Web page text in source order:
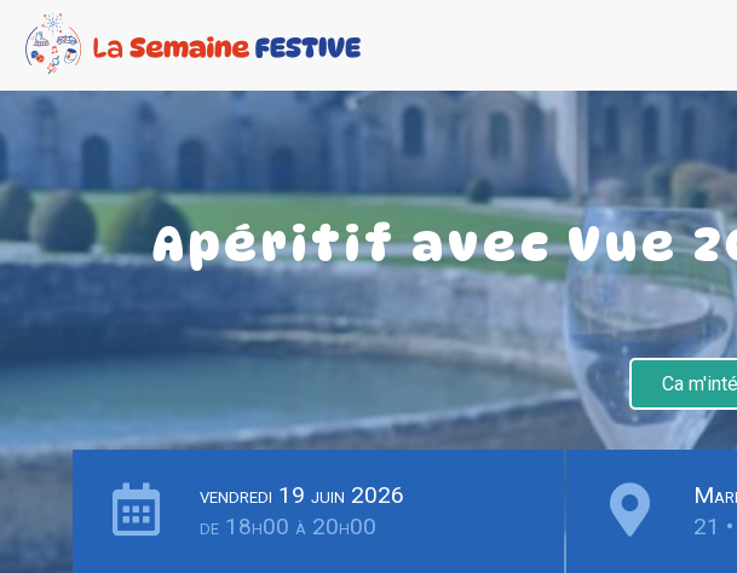
Apéritif avec Vue
Ca
vendredi 19 juin 2026
de 18h00 à 20h00
21